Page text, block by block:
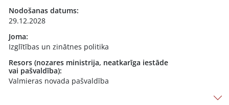
Nodošanas datums:
29.12.2028
Joma:
Izglītības un zinātnes politika
Resors (nozares ministrija, neatkarīga iestāde
vai pašvaldība):
Valmieras novada pašvaldība